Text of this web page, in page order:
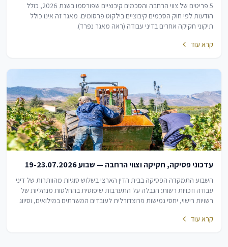
5 פריטים של צווי הרחבה והסכמים קיבוציים שפורסמו בשנת 2026, כולל
הודעות לפי חוק הסכמים קיבוציים בילקוט פרסומים. מאגר זה אינו כולל
תיקוני חקיקה אחרים בדיני עבודה (ראה מאגר נפרד).
קרא עוד
עדכוני פסיקה, חקיקה וצווי הרחבה — שבוע 19-23.07.2026
השבוע התמקדה הפסיקה בבית הדין הארצי בשלוש סוגיות מהוותרות של דיני
עבודה וזכויות רשות: הגבלה על התערבות שיפוטית בהחלטות מנהליות של
רשויות רישוי, יחסי גמישות פרוצדורלית לעובדים המשרתים במילואים, וסיווג
קרא עוד